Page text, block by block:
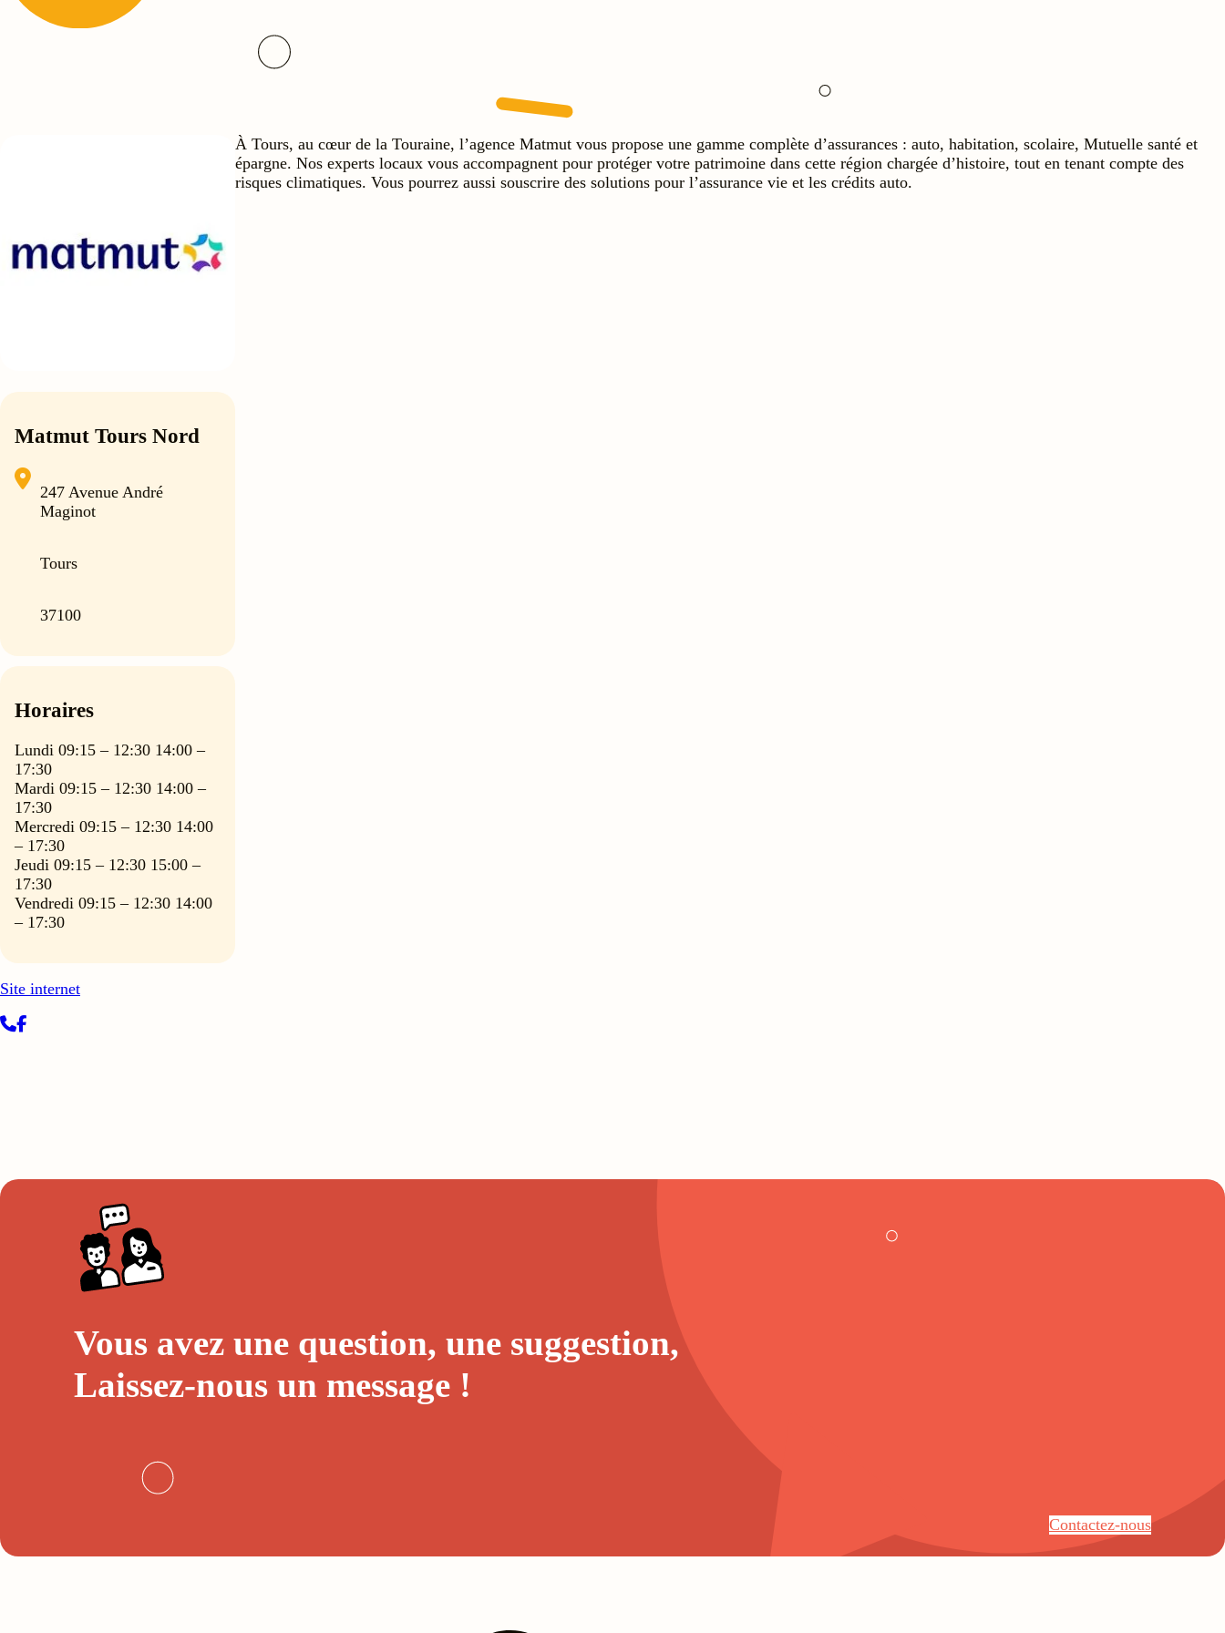
Matmut Tours Nord
247 Avenue André
Maginot
Tours
37100
Horaires
Lundi 09:15 – 12:30 14:00 –
17:30
Mardi 09:15 – 12:30 14:00 –
17:30
Mercredi 09:15 – 12:30 14:00
– 17:30
Jeudi 09:15 – 12:30 15:00 –
17:30
Vendredi 09:15 – 12:30 14:00
– 17:30
Site internet
À Tours, au cœur de la Touraine, l’agence Matmut vous propose une gamme complète d’assurances : auto, habitation, scolaire, Mutuelle santé et
épargne. Nos experts locaux vous accompagnent pour protéger votre patrimoine dans cette région chargée d’histoire, tout en tenant compte des
risques climatiques. Vous pourrez aussi souscrire des solutions pour l’assurance vie et les crédits auto.
Vous avez une question, une suggestion,
Laissez-nous un message!
Contactez-nous